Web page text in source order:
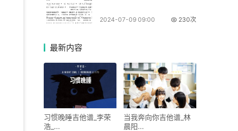
2024-07-09 09:00 230次
最新内容
习惯晚睡吉他谱_李荣
浩_...
当我奔向你吉他谱_林
晨阳...